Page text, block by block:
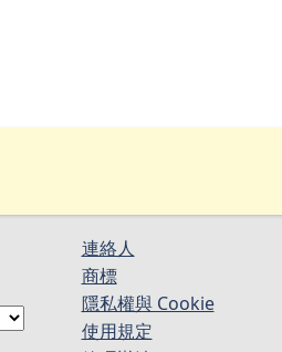
連絡人​​
商標
隱私權與 Cookie
使用規定